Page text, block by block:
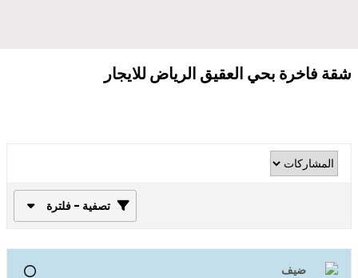
شقة فاخرة بحي العقيق الرياض للايجار
تصفية - فلترة
ضيف